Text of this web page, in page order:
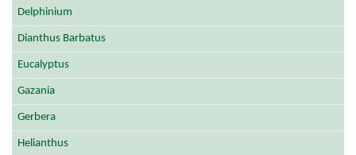
Delphinium
Dianthus Barbatus
Eucalyptus
Gazania
Gerbera
Helianthus